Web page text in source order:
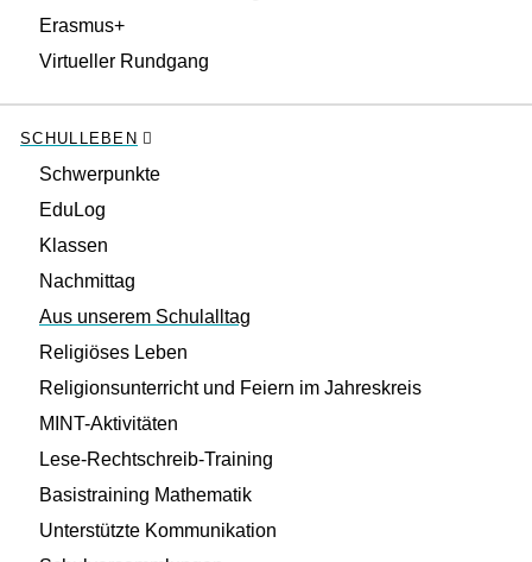
Erasmus+
Virtueller Rundgang
SCHULLEBEN
Schwerpunkte
EduLog
Klassen
Nachmittag
Aus unserem Schulalltag
Religiöses Leben
Religionsunterricht und Feiern im Jahreskreis
MINT-Aktivitäten
Lese-Rechtschreib-Training
Basistraining Mathematik
Unterstützte Kommunikation